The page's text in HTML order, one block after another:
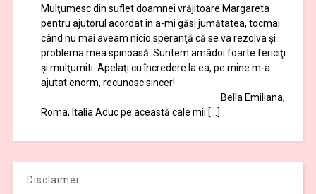
Mulţumesc din suflet doamnei vrăjitoare Margareta
pentru ajutorul acordat în a-mi găsi jumătatea, tocmai
când nu mai aveam nicio speranţă că se va rezolva şi
problema mea spinoasă. Suntem amâdoi foarte fericiţi
şi mulţumiti. Apelaţi cu încredere la ea, pe mine m-a
ajutat enorm, recunosc sincer!
Bella Emiliana,
Roma, Italia Aduc pe această cale mii […]
Disclaimer